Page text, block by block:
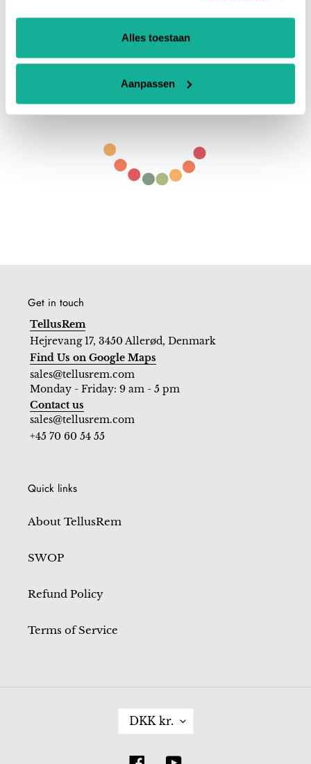
Alles toestaan
Aanpassen
ON
Get in touch
TellusRem
Hejrevang 17, 3450 Allerød, Denmark
Find Us on Google Maps
sales@tellusrem.com
Monday - Friday: 9 am - 5 pm
Contact us
sales@tellusrem.com
+45 70 60 54 55
Quick links
About TellusRem
SWOP
Refund Policy
Terms of Service
DKK kr.